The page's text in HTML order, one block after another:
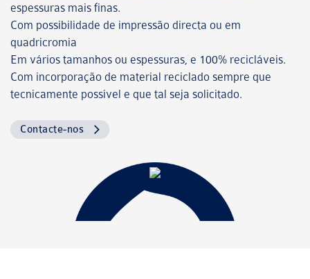
espessuras mais finas.
Com possibilidade de impressão directa ou em
quadricromia
Em vários tamanhos ou espessuras, e 100% recicláveis.
Com incorporação de material reciclado sempre que
tecnicamente possível e que tal seja solicitado.
Contacte-nos